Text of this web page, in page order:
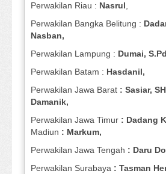
Perwakilan Riau : Nasrul,
Perwakilan Bangka Belitung :
Nasban,
Perwakilan Lampung : Dumai,
Perwakilan Batam : Hasdanil,
Perwakilan Jawa Barat : Sasiar,
Damanik,
Perwakilan Jawa Timur : Dadang
Madiun : Markum,
Perwakilan Jawa Tengah : Daru
Perwakilan Surabaya : Tasman